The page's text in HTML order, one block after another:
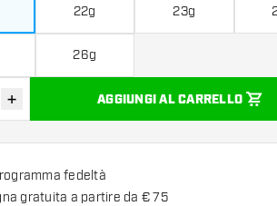
22g 23g
26g
quantità
Aumenta quantità
+ AGGIUNGI AL CARRELLO
fedeltà
gratuita a partire da € 75